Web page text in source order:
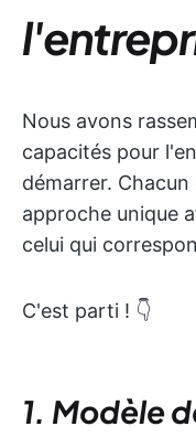
Nous avons
capacités pour
démarrer.
approche unique
celui qui
C'est parti ! 👇
1. Modèle